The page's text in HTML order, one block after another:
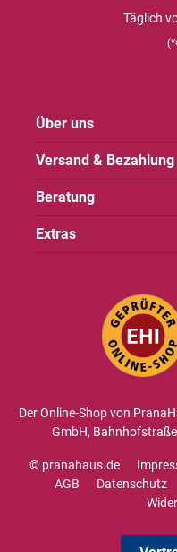
Täglich
Über uns
Versand & Bezahlung
Beratung
Extras
Der Online-Shop von
GmbH,
© pranahaus.de
AGB
Datenschutz